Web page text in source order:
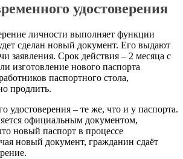
удостоверения
личности выполняет функции
сделан новый документ. Его выдают
заявления. Срок действия – 2 месяца с
изготовление нового паспорта
паспортного стола,
продлить.
удостоверения – те же, что и у паспорта.
официальным документом,
новый паспорт в процессе
новый документ, гражданин сдаёт